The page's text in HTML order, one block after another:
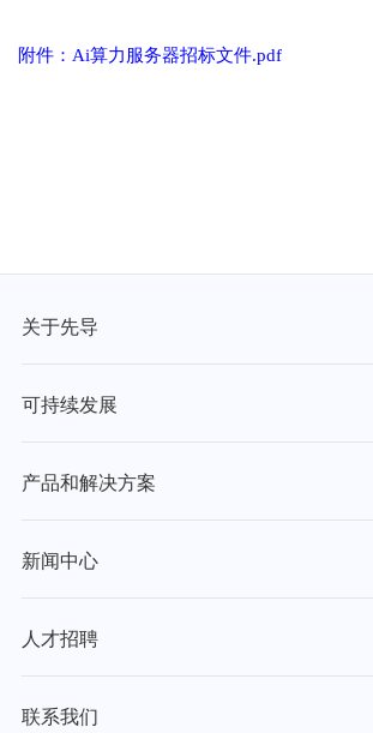
附件：Ai算力服务器招标文件.pdf
关于先导
可持续发展
产品和解决方案
新闻中心
人才招聘
联系我们